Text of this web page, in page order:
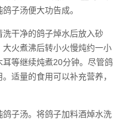
子汤便大功告成。
干净的鸽子焯水后放入砂
火煮沸后转小火慢炖约一小
等继续炖煮20分钟。尽管鸽
适量的食用可以补充营养，
子汤。将鸽子加料酒焯水洗